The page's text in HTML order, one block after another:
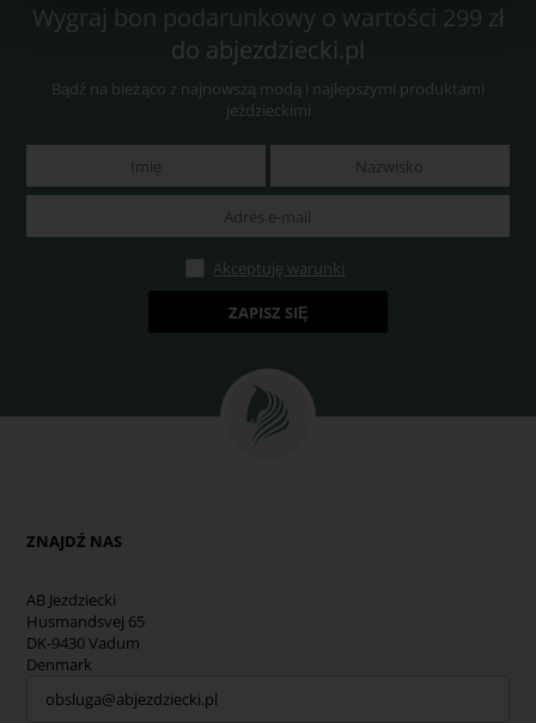
Wygraj bon podarunkowy o wartości 299 zł
do abjezdziecki.pl
Bądź na bieżąco z najnowszą modą i najlepszymi produktami
jeździeckimi
Akceptuję warunki
ZNAJDŹ NAS
AB Jezdziecki
Husmandsvej 65
DK-9430 Vadum
Denmark
obsluga@abjezdziecki.pl